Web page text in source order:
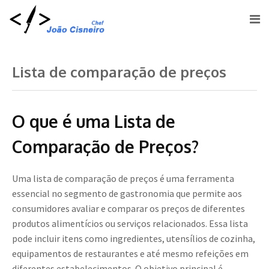
Lista de comparação de preços
O que é uma Lista de
Comparação de Preços?
Uma lista de comparação de preços é uma ferramenta
essencial no segmento de gastronomia que permite aos
consumidores avaliar e comparar os preços de diferentes
produtos alimentícios ou serviços relacionados. Essa lista
pode incluir itens como ingredientes, utensílios de cozinha,
equipamentos de restaurantes e até mesmo refeições em